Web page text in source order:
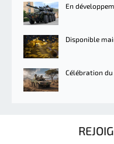
En
Disponible
Célébration